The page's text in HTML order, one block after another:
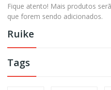
Ruike
Tags
Fique atento! Mais produtos
que forem sendo adicionados.